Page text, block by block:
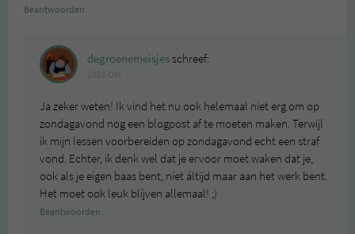
Beantwoorden
degroenemeisjesschreef:
Ja zeker weten! Ik vind het nu ook helemaal niet erg om op
zondagavond nog een blogpost af te moeten maken. Terwijl
ik mijn lessen voorbereiden op zondagavond echt een straf
vond. Echter, ik denk wel dat je ervoor moet waken dat je,
ook als je eigen baas bent, niet áltijd maar aan het werk bent.
Het moet ook leuk blíjven allemaal! ;)
Beantwoorden